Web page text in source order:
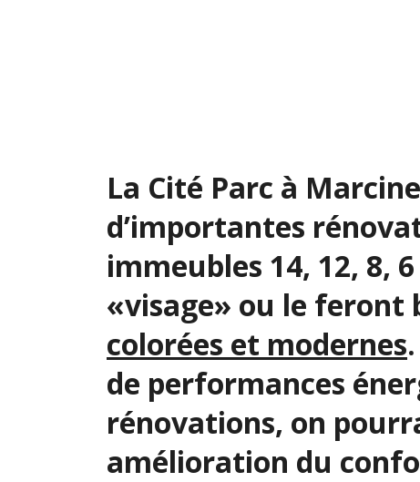
La Cité Parc à
d’importantes
immeubles 14, 12, 8,
«visage» ou le feront
colorées et modernes
de performances
rénovations, on
amélioration du